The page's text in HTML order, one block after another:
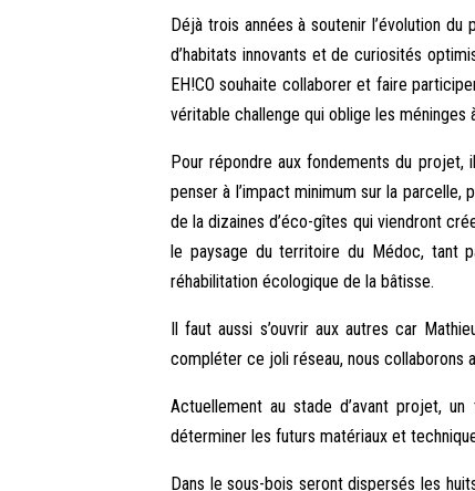
Déjà trois années à soutenir l’évolution du
d’habitats innovants et de curiosités
EH!CO souhaite collaborer et faire
véritable challenge qui oblige les
Pour répondre aux fondements du
penser à l’impact minimum sur la parcelle,
de la dizaines d’éco-gîtes qui viendront
le paysage du territoire du Médoc, tant
réhabilitation écologique de la bâtisse.
Il faut aussi s’ouvrir aux autres car
compléter ce joli réseau, nous collaborons
Actuellement au stade d’avant projet,
déterminer les futurs matériaux et
Dans le sous-bois seront dispersés les